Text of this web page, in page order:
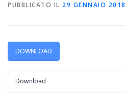
PUBBLICATO IL 29 GENNAIO 2018
DOWNLOAD
Download